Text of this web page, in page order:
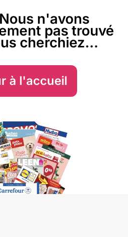
n'avons
pas trouvé
cherchiez...
à l'accueil